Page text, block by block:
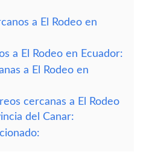
a El Rodeo en
a El Rodeo en Ecuador:
a El Rodeo en
cercanas a El Rodeo
del Canar: